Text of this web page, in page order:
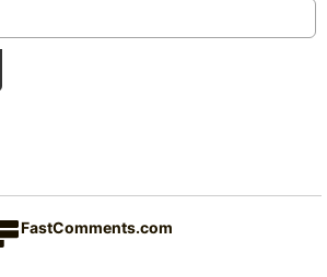
FastComments.com